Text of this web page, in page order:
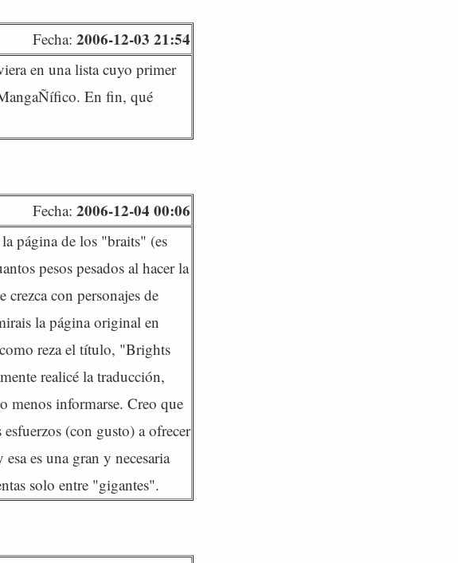
Fecha: 2006-12-03 21:54
en una lista cuyo primer
En fin, qué
Fecha: 2006-12-04 00:06
página de los "braits" (es
pesos pesados al hacer la
crezca con personajes de
la página original en
reza el título, "Brights
realicé la traducción,
menos informarse. Creo que
(con gusto) a ofrecer
es una gran y necesaria
solo entre "gigantes".